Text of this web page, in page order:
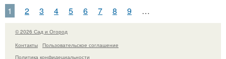
1 2 3 4 5 6 7 8 9 …
© 2026 Сад и Огород
Контакты
Пользовательское соглашение
Политика конфидециальности